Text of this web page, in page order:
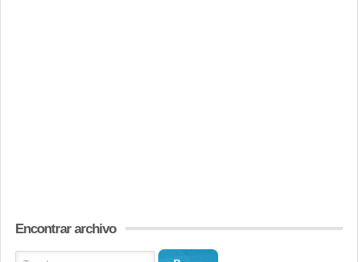
Encontrar archivo